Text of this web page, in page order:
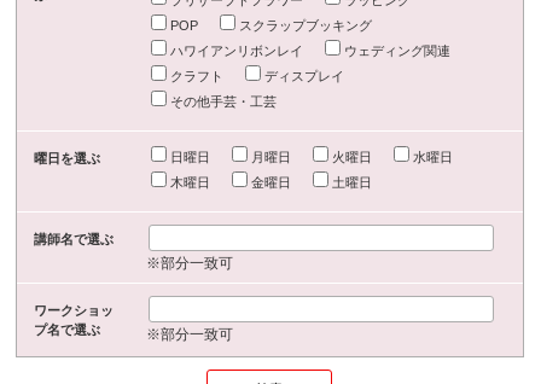
POP
スクラップブッキング
ハワイアンリボンレイ
ウェディング関連
クラフト
ディスプレイ
その他手芸・工芸
曜日を選ぶ 日曜日 月曜日 火曜日
水曜日
木曜日
金曜日 土曜日
講師名で選ぶ
※部分一致可
ワークショッ
プ名で選ぶ
※部分一致可